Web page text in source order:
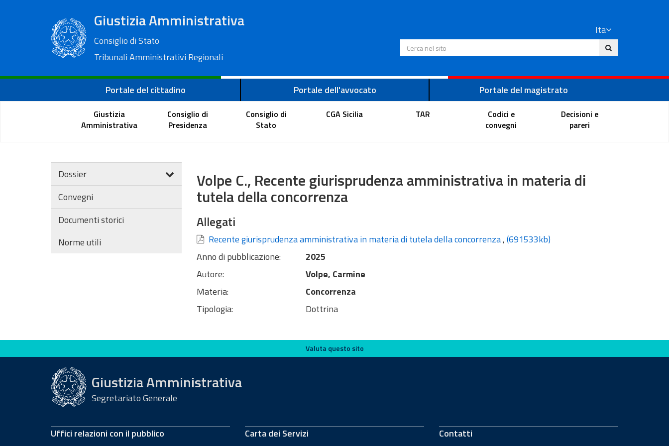
Giustizia Amministrativa
Consiglio di Stato
Tribunali Amministrativi Regionali
Ita
Cerca nel sito
Portale del cittadino Portale dell'avvocato Portale del magistrato
Giustizia
Amministrativa
Consiglio di
Presidenza
Consiglio di
Stato
CGA Sicilia TAR
Codici e
convegni
Decisioni e
pareri
Dossier
Convegni
Documenti storici
Norme utili
Volpe C., Recente giurisprudenza amministrativa in materia di
tutela della concorrenza
Allegati
Recente giurisprudenza amministrativa in materia di tutela della concorrenza,(691533kb)
Anno di pubblicazione:
2025
Autore:
Volpe, Carmine
Materia:
Concorrenza
Tipologia:
Dottrina
Valuta questo sito Valuta questo sito
Giustizia Amministrativa
Segretariato Generale
Uffici relazioni con il pubblico Carta dei Servizi Contatti